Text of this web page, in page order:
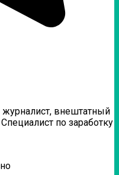
журналист, внештатный
по заработку